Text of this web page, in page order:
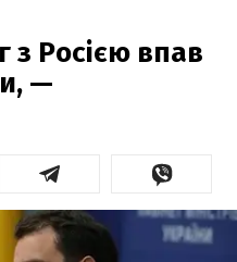
з Росією впав
—